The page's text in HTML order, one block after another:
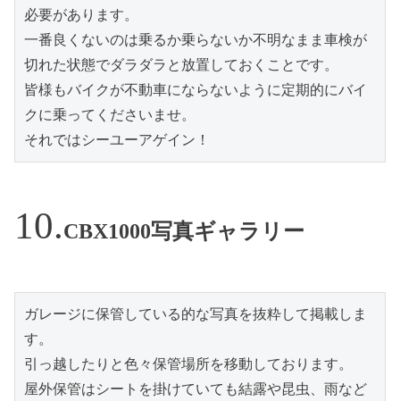
必要があります。
一番良くないのは乗るか乗らないか不明なまま車検が
切れた状態でダラダラと放置しておくことです。
皆様もバイクが不動車にならないように定期的にバイ
クに乗ってくださいませ。
それではシーユーアゲイン！
CBX1000写真ギャラリー
ガレージに保管している的な写真を抜粋して掲載しま
す。
引っ越したりと色々保管場所を移動しております。
屋外保管はシートを掛けていても結露や昆虫、雨など